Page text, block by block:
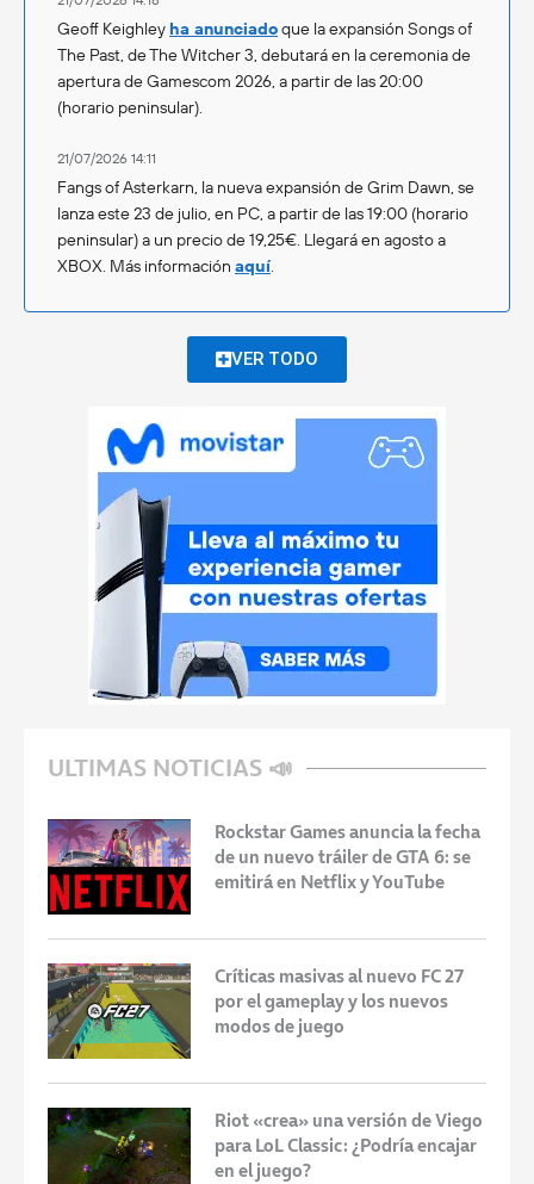
Geoff Keighley ha anunciadoque la expansión Songs of
The Past, de The Witcher 3, debutará en la ceremonia de
apertura de Gamescom 2026, a partir de las 20:00
(horario peninsular).
21/07/2026 14:11
Fangs of Asterkarn, la nueva expansión de Grim Dawn, se
lanza este 23 de julio, en PC, a partir de las 19:00 (horario
peninsular) a un precio de 19,25€. Llegará en agosto a
XBOX. Más información aquí.
VER TODO
ULTIMAS NOTICIAS 📣
Rockstar Games anuncia la fecha
de un nuevo tráiler de GTA 6: se
emitirá en Netflix y YouTube
Críticas masivas al nuevo FC 27
por el gameplay y los nuevos
modos de juego
Riot «crea» una versión de Viego
para LoL Classic: ¿Podría encajar
en el juego?